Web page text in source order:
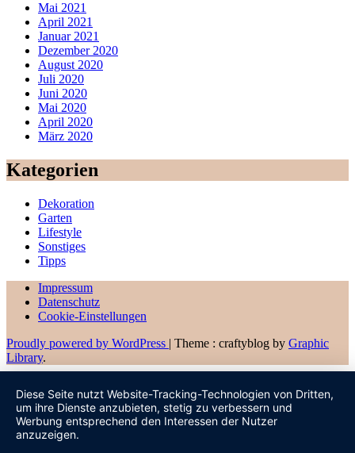
Mai 2021
April 2021
Januar 2021
Dezember 2020
August 2020
Juli 2020
Juni 2020
Mai 2020
April 2020
März 2020
Kategorien
Dekoration
Garten
Lifestyle
Sonstiges
Tipps
Impressum
Datenschutz
Cookie-Einstellungen
Proudly powered by WordPress | Theme : craftyblog by Graphic
Library.
Diese Seite nutzt Website-Tracking-Technologien von Dritten,
um ihre Dienste anzubieten, stetig zu verbessern und
Werbung entsprechend den Interessen der Nutzer
anzuzeigen.